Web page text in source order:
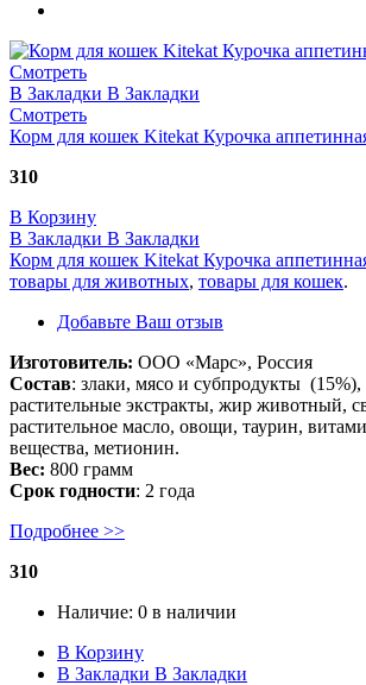
Смотреть
В Закладки В Закладки
Смотреть
Корм для кошек Kitekat Курочка
310
В Корзину
В Закладки В Закладки
Корм для кошек Kitekat Курочка
товары для животных, товары для кошек.
Добавьте Ваш отзыв
Изготовитель: ООО «Марс», Россия
Состав: злаки, мясо и субпродукты (15%),
растительные экстракты, жир животный,
растительное масло, овощи, таурин,
вещества, метионин.
Вес: 800 грамм
Срок годности: 2 года
Подробнее >>
310
Наличие: 0 в наличии
В Корзину
В Закладки В Закладки